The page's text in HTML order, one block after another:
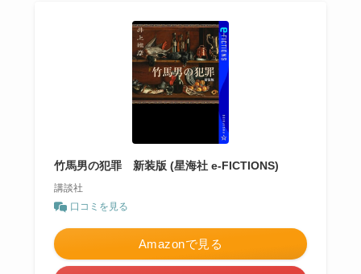
竹馬男の犯罪 新装版 (星海社 e-FICTIONS)
講談社
口コミを見る
Amazonで見る